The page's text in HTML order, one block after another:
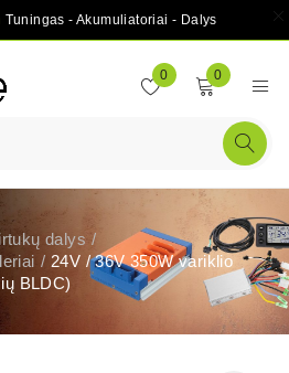
Tuningas - Akumuliatoriai - Dalys
0 0
dalys /
/ 24V / 36V 350W variklio
BLDC)